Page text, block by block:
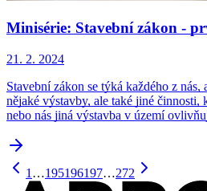
Minisérie: Stavební zákon -
21. 2. 2024
Stavební zákon se týká každého z nás,
nějaké výstavby, ale také jiné činnosti,
nebo nás jiná výstavba v území
1 …195196197…272